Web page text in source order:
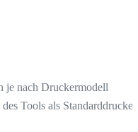
je nach Druckermodell
Tools als Standarddrucker